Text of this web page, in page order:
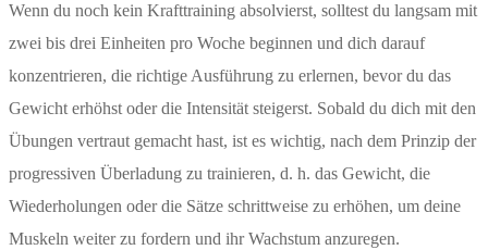
Wenn du noch kein Krafttraining absolvierst, solltest du langsam mit
zwei bis drei Einheiten pro Woche beginnen und dich darauf
konzentrieren, die richtige Ausführung zu erlernen, bevor du das
Gewicht erhöhst oder die Intensität steigerst. Sobald du dich mit den
Übungen vertraut gemacht hast, ist es wichtig, nach dem Prinzip der
progressiven Überladung zu trainieren, d. h. das Gewicht, die
Wiederholungen oder die Sätze schrittweise zu erhöhen, um deine
Muskeln weiter zu fordern und ihr Wachstum anzuregen.